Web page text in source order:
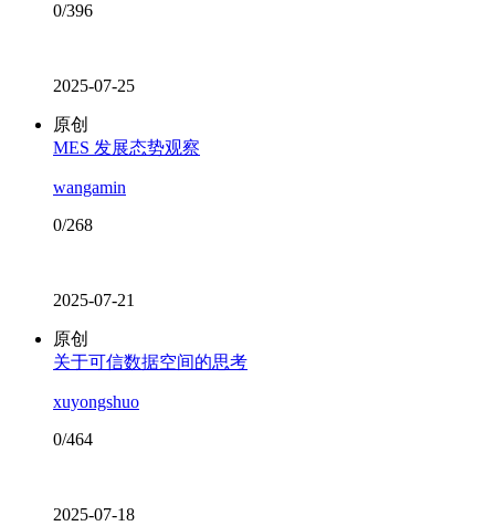
0/396
2025-07-25
原创
MES 发展态势观察
wangamin
0/268
2025-07-21
原创
关于可信数据空间的思考
xuyongshuo
0/464
2025-07-18